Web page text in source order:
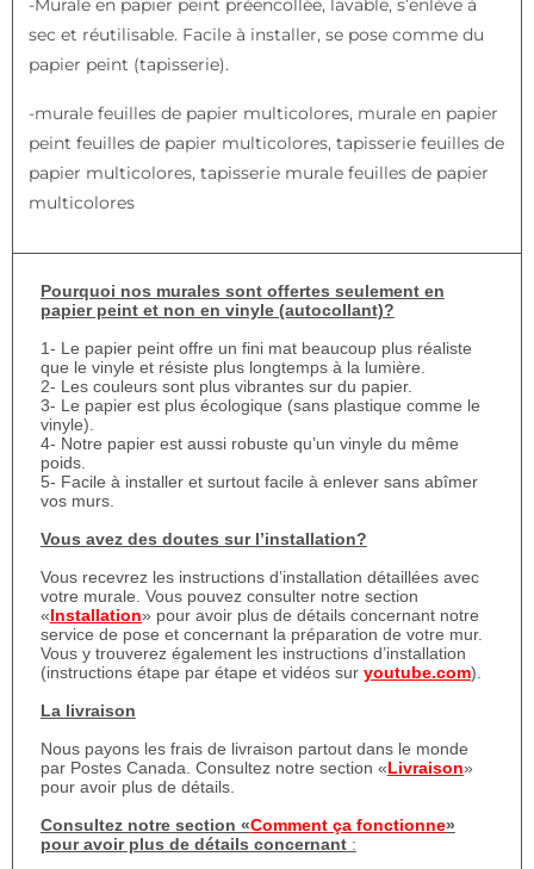
-Murale en papier peint préencollée, lavable, s’enlève à
sec et réutilisable. Facile à installer, se pose comme du
papier peint (tapisserie).
-murale feuilles de papier multicolores, murale en papier
peint feuilles de papier multicolores, tapisserie feuilles de
papier multicolores, tapisserie murale feuilles de papier
multicolores
Pourquoi nos murales sont offertes seulement en
papier peint et non en vinyle (autocollant)?
1- Le papier peint offre un fini mat beaucoup plus réaliste
que le vinyle et résiste plus longtemps à la lumière.
2- Les couleurs sont plus vibrantes sur du papier.
3- Le papier est plus écologique (sans plastique comme le
vinyle).
4- Notre papier est aussi robuste qu’un vinyle du même
poids.
5- Facile à installer et surtout facile à enlever sans abîmer
vos murs.
Vous avez des doutes sur l’installation?
Vous recevrez les instructions d’installation détaillées avec
votre murale. Vous pouvez consulter notre section
«Installation» pour avoir plus de détails concernant notre
service de pose et concernant la préparation de votre mur.
Vous y trouverez également les instructions d’installation
(instructions étape par étape et vidéos sur youtube.com).
La livraison
Nous payons les frais de livraison partout dans le monde
par Postes Canada. Consultez notre section «Livraison»
pour avoir plus de détails.
Consultez notre section «Comment ça fonctionne»
pour avoir plus de détails concernant: